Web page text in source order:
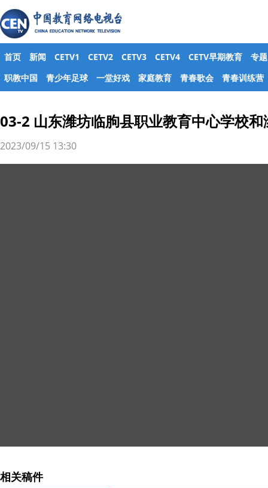
首页 新闻 CETV1 CETV2 CETV3 CETV4 CETV早期教育
专题
职教中国
青少年足球 一堂好戏 家庭教育 青春歌会 青春训练营
03-2 山东潍坊临朐县职业教育中心学校
2023/09/15 13:30
相关稿件